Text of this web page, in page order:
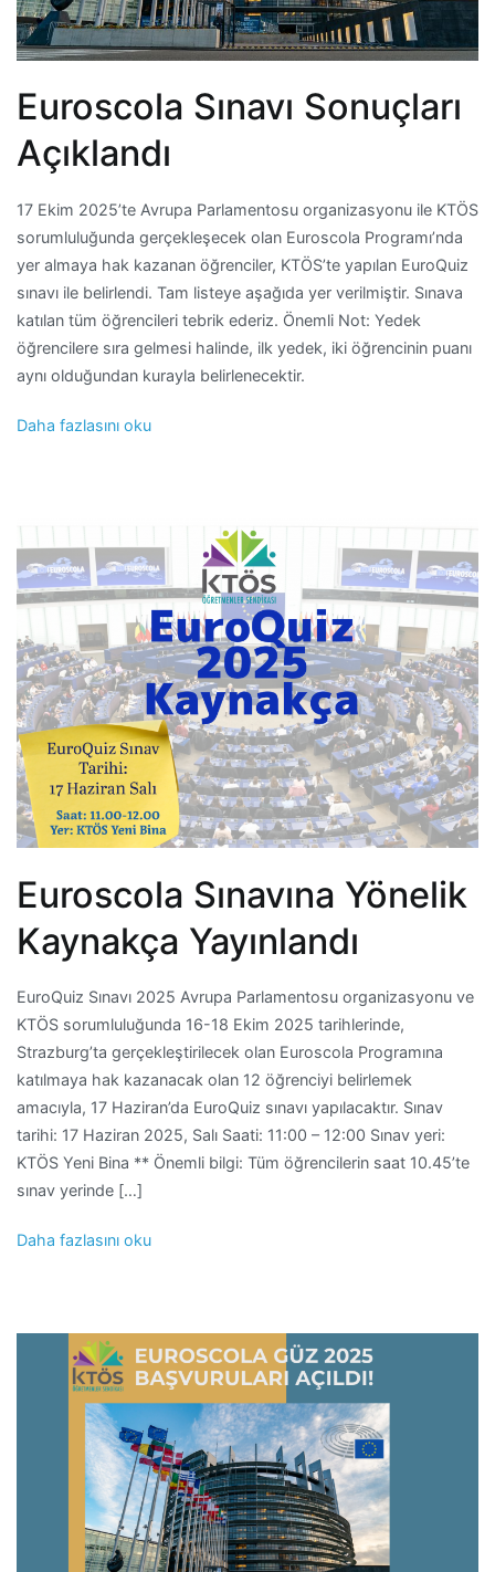
Euroscola Sınavı Sonuçları
Açıklandı
17 Ekim 2025’te Avrupa Parlamentosu organizasyonu ile KTÖS
sorumluluğunda gerçekleşecek olan Euroscola Programı’nda
yer almaya hak kazanan öğrenciler, KTÖS’te yapılan EuroQuiz
sınavı ile belirlendi. Tam listeye aşağıda yer verilmiştir. Sınava
katılan tüm öğrencileri tebrik ederiz. Önemli Not: Yedek
öğrencilere sıra gelmesi halinde, ilk yedek, iki öğrencinin puanı
aynı olduğundan kurayla belirlenecektir.
Daha fazlasını oku
Euroscola Sınavına Yönelik
Kaynakça Yayınlandı
EuroQuiz Sınavı 2025 Avrupa Parlamentosu organizasyonu ve
KTÖS sorumluluğunda 16-18 Ekim 2025 tarihlerinde,
Strazburg’ta gerçekleştirilecek olan Euroscola Programına
katılmaya hak kazanacak olan 12 öğrenciyi belirlemek
amacıyla, 17 Haziran’da EuroQuiz sınavı yapılacaktır. Sınav
tarihi: 17 Haziran 2025, Salı Saati: 11:00 – 12:00 Sınav yeri:
KTÖS Yeni Bina ** Önemli bilgi: Tüm öğrencilerin saat 10.45’te
sınav yerinde […]
Daha fazlasını oku